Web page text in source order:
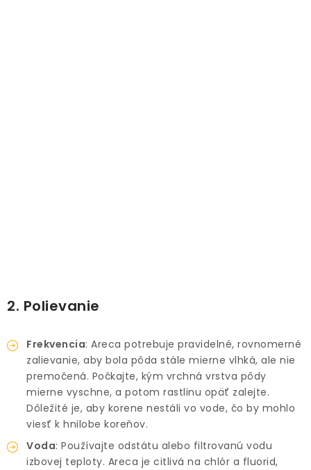
2. Polievanie
Frekvencia: Areca potrebuje pravidelné, rovnomerné
zalievanie, aby bola pôda stále mierne vlhká, ale nie
premočená. Počkajte, kým vrchná vrstva pôdy
mierne vyschne, a potom rastlinu opäť zalejte.
Dôležité je, aby korene nestáli vo vode, čo by mohlo
viesť k hnilobe koreňov.
Voda: Používajte odstátu alebo filtrovanú vodu
izbovej teploty. Areca je citlivá na chlór a fluorid,